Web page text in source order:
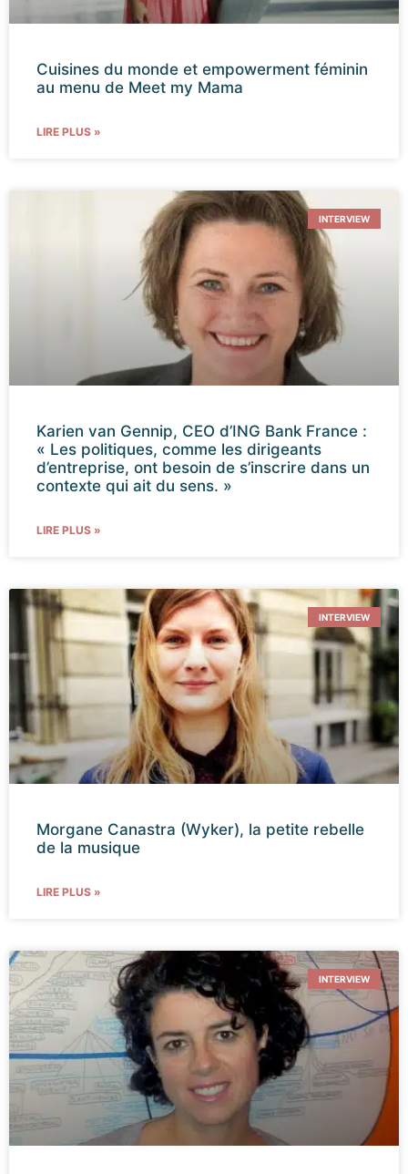
Cuisines du monde et empowerment féminin
au menu de Meet my Mama
LIRE PLUS »
INTERVIEW
Karien van Gennip, CEO d’ING Bank France :
« Les politiques, comme les dirigeants
d’entreprise, ont besoin de s’inscrire dans un
contexte qui ait du sens. »
LIRE PLUS »
INTERVIEW
Morgane Canastra (Wyker), la petite rebelle
de la musique
LIRE PLUS »
INTERVIEW